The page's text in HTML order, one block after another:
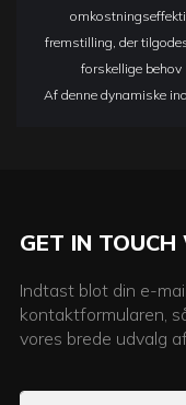
fremstilling, der
forskellige behov
Af denne dynamiske
GET IN
Indtast blot din e-
kontaktformularen,
vores brede udvalg